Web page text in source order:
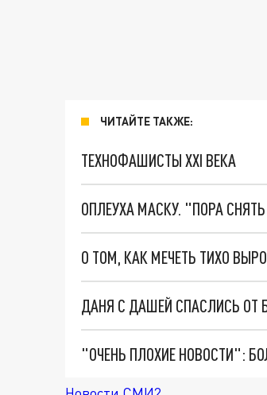
ЧИТАЙТЕ ТАКЖЕ:
ТЕХНОФАШИСТЫ XXI ВЕКА
ОПЛЕУХА МАСКУ. "ПОРА
О ТОМ, КАК МЕЧЕТЬ ТИХО
ДАНЯ С ДАШЕЙ СПАСЛИСЬ ОТ